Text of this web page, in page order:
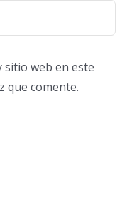
sitio web en este
que comente.